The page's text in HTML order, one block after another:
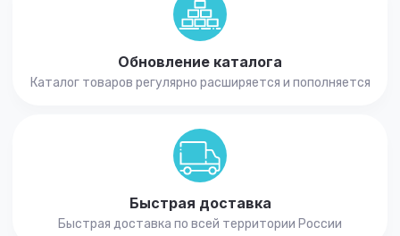
Обновление каталога
Каталог товаров регулярно расширяется и пополняется
Быстрая доставка
Быстрая доставка по всей территории России